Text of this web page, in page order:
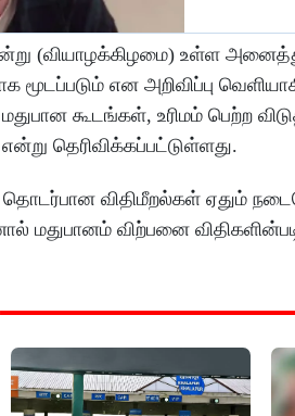
(வியாழக்கிழமை) உள்ள
மூடப்படும் என அறிவிப்பு
கூடங்கள், உரிமம் பெற்ற
தெரிவிக்கப்பட்டுள்ளது.
தொடர்பான விதிமீறல்கள் ஏதும்
மதுபானம் விற்பனை